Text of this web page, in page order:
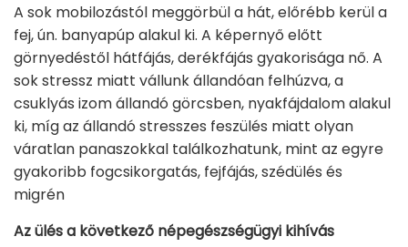
A sok mobilozástól meggörbül a hát, előrébb kerül a
fej, ún. banyapúp alakul ki. A képernyő előtt
görnyedéstől hátfájás, derékfájás gyakorisága nő. A
sok stressz miatt vállunk állandóan felhúzva, a
csuklyás izom állandó görcsben, nyakfájdalom alakul
ki, míg az állandó stresszes feszülés miatt olyan
váratlan panaszokkal találkozhatunk, mint az egyre
gyakoribb fogcsikorgatás, fejfájás, szédülés és
migrén
Az ülés a következő népegészségügyi kihívás